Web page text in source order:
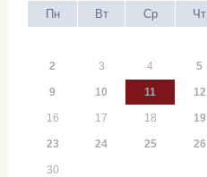
Пн
Вт Ср Чт
2 3 4 5
9 10 11 12
16 17 18 19
23 24 25 26
30